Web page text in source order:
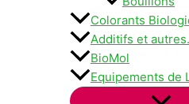
Colorants
Additifs et
BioMol
Equipements de